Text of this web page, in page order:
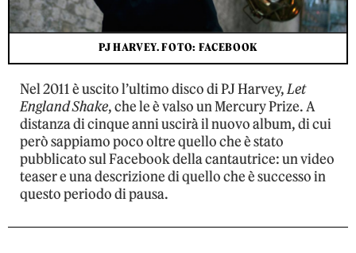
PJ HARVEY. FOTO: FACEBOOK
Nel 2011 è uscito l’ultimo disco di PJ Harvey,Let
England Shake, che le è valso un Mercury Prize. A
distanza di cinque anni uscirà il nuovo album, di cui
però sappiamo poco oltre quello che è stato
pubblicato sul Facebook della cantautrice: un video
teaser e una descrizione di quello che è successo in
questo periodo di pausa.